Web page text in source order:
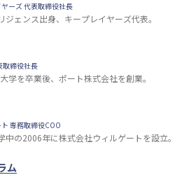
ーズ 代表取締役社長
ェンス出身、キープレイヤーズ代表。
取締役社長
学を卒業後、ポート株式会社を創業。
専務取締役COO
中の2006年に株式会社ウィルゲートを設立。
ム